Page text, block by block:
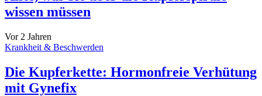
wissen müssen
Vor 2 Jahren
Krankheit & Beschwerden
Die Kupferkette: Hormonfreie Verhütung
mit Gynefix